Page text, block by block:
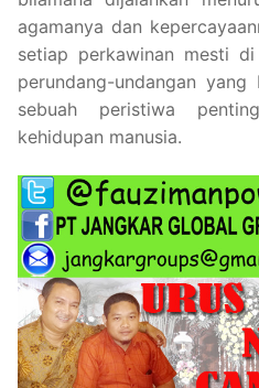
agamanya dan
setiap perkawinan mesti
perundang-undangan
sebuah peristiwa
kehidupan manusia.